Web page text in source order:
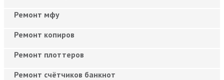
Ремонт мфу
Ремонт копиров
Ремонт плоттеров
Ремонт счётчиков банкнот